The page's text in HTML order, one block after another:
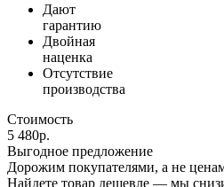
Дают
гарантию
Двойная
наценка
Отсутствие
производства
Стоимость
5 480р.
Выгодное предложение
Дорожим покупателями, а не
Найдете товар дешевле — мы